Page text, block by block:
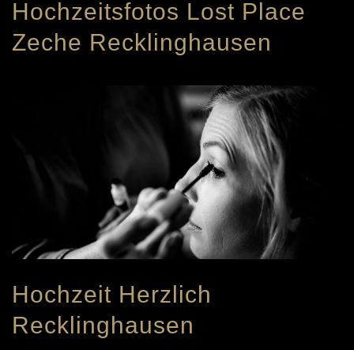
Hochzeitsfotos Lost Place
Zeche Recklinghausen
Hochzeit Herzlich
Recklinghausen